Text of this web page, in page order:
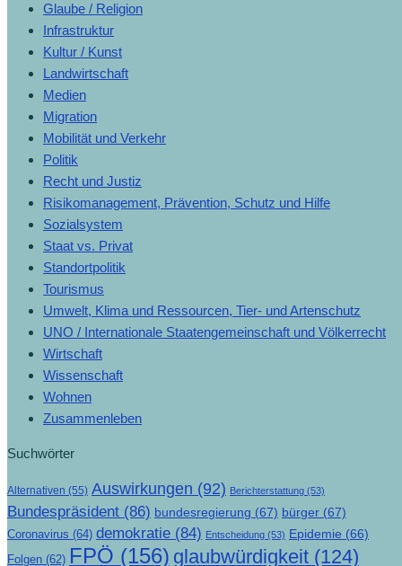
Glaube / Religion
Infrastruktur
Kultur / Kunst
Landwirtschaft
Medien
Migration
Mobilität und Verkehr
Politik
Recht und Justiz
Risikomanagement, Prävention, Schutz und Hilfe
Sozialsystem
Staat vs. Privat
Standortpolitik
Tourismus
Umwelt, Klima und Ressourcen, Tier- und Artenschutz
UNO / Internationale Staatengemeinschaft und Völkerrecht
Wirtschaft
Wissenschaft
Wohnen
Zusammenleben
Suchwörter
Alternativen (55) Auswirkungen (92) Berichterstattung (53)
Bundespräsident (86) bundesregierung (67) bürger (67)
Coronavirus (64) demokratie (84) Entscheidung (53) Epidemie (66)
Folgen (62) FPÖ (156) glaubwürdigkeit (124)